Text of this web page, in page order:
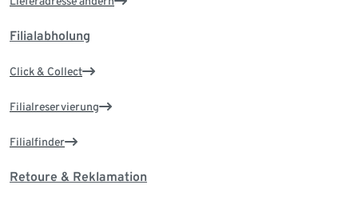
Filialabholung
Click & Collect
Filialreservierung
Filialfinder
Retoure & Reklamation